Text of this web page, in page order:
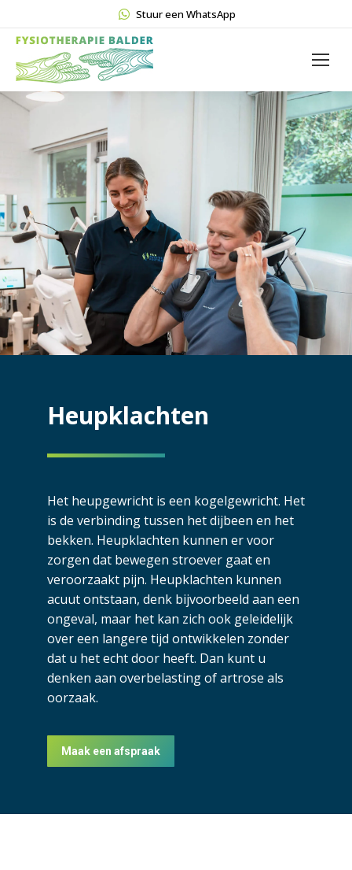
Stuur een WhatsApp
Heupklachten
Het heupgewricht is een kogelgewricht. Het
is de verbinding tussen het dijbeen en het
bekken. Heupklachten kunnen er voor
zorgen dat bewegen stroever gaat en
veroorzaakt pijn. Heupklachten kunnen
acuut ontstaan, denk bijvoorbeeld aan een
ongeval, maar het kan zich ook geleidelijk
over een langere tijd ontwikkelen zonder
dat u het echt door heeft. Dan kunt u
denken aan overbelasting of artrose als
oorzaak.
Maak een afspraak